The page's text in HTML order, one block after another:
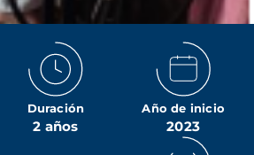
Duración
2 años
Año de inicio
2023